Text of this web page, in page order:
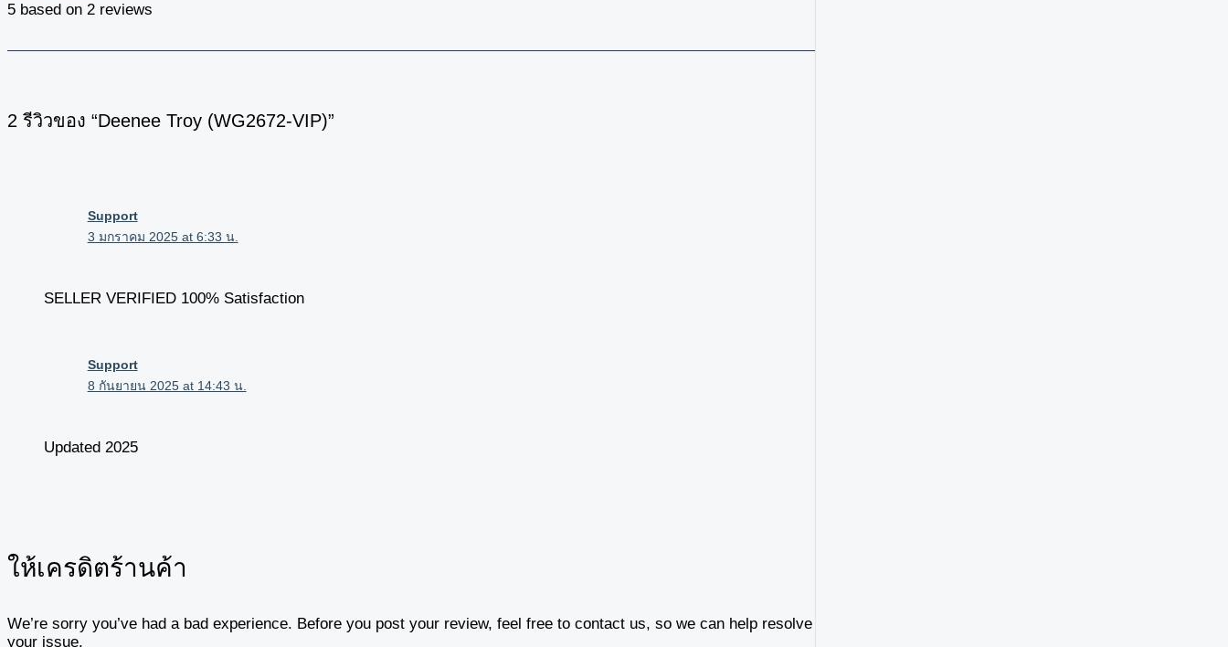
5 based on 2 reviews
2 รีวิวของ “Deenee Troy (WG2672-VIP)”
Support
3 มกราคม 2025 at 6:33 น.
SELLER VERIFIED 100% Satisfaction
Support
8 กันยายน 2025 at 14:43 น.
Updated 2025
ให้เครดิตร้านค้า
We’re sorry you’ve had a bad experience. Before you post your review, feel free to contact us, so we can help resolve
your issue.